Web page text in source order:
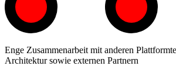
Enge Zusammenarbeit mit anderen
Architektur sowie externen Partnern